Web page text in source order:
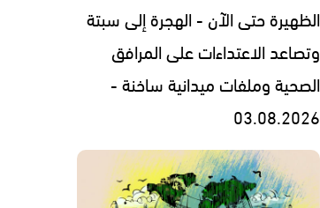
الظهيرة حتى الآن - الهجرة إلى سبتة
وتصاعد الاعتداءات على المرافق
الصحية وملفات ميدانية ساخنة -
03.08.2026